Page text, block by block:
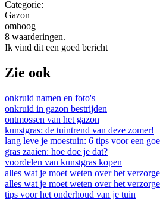
Categorie:
Gazon
omhoog
8 waarderingen.
Ik vind dit een goed bericht
Zie ook
onkruid namen en foto's
onkruid in gazon bestrijden
ontmossen van het gazon
kunstgras: de tuintrend van deze zomer!
lang leve je moestuin: 6 tips voor een
gras zaaien: hoe doe je dat?
voordelen van kunstgras kopen
alles wat je moet weten over het
alles wat je moet weten over het
tips voor het onderhoud van je tuin